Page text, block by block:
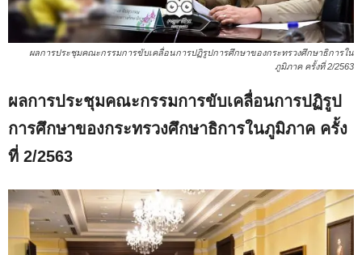
ผลการประชุมคณะกรรมการขับเคลื่อนการปฏิรูปการศึกษาของกระทรวงศึกษาธิการใน
ภูมิภาค ครั้งที่ 2/2563
ผลการประชุมคณะกรรมการขับเคลื่อนการปฏิรูป
การศึกษาของกระทรวงศึกษาธิการในภูมิภาค ครั้ง
ที่ 2/2563